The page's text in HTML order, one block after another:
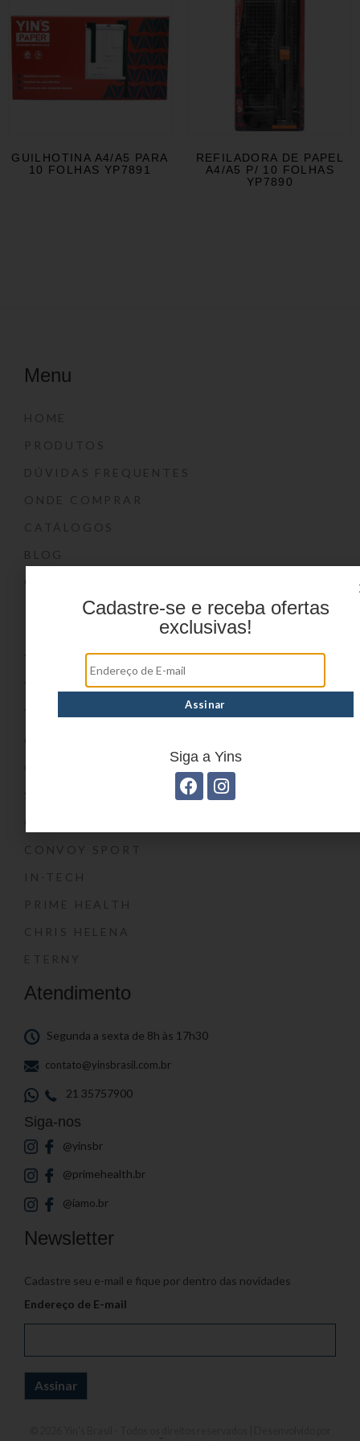
GUILHOTINA A4/A5 PARA
10 FOLHAS YP7891
REFILADORA DE PAPEL
A4/A5 P/ 10 FOLHAS
YP7890
Menu
HOME
PRODUTOS
DÚVIDAS FREQUENTES
ONDE COMPRAR
CATÁLOGOS
BLOG
CONTATO
Marcas
YIN’S PAPER
CONVOY SPORT
IN-TECH
PRIME HEALTH
CHRIS HELENA
ETERNY
Atendimento
Segunda a sexta de 8h às 17h30
contato@yinsbrasil.com.br
21 35757900
Siga-nos
@yinsbr
@primehealth.br
@iamo.br
Newsletter
Cadastre seu e-mail e fique por dentro das novidades
Endereço de E-mail
Cadastre-se e receba ofertas
exclusivas!
Siga a Yins